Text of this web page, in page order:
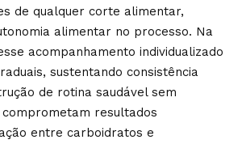
de qualquer corte alimentar,
alimentar no processo. Na
acompanhamento individualizado
sustentando consistência
de rotina saudável sem
resultados
entre carboidratos e